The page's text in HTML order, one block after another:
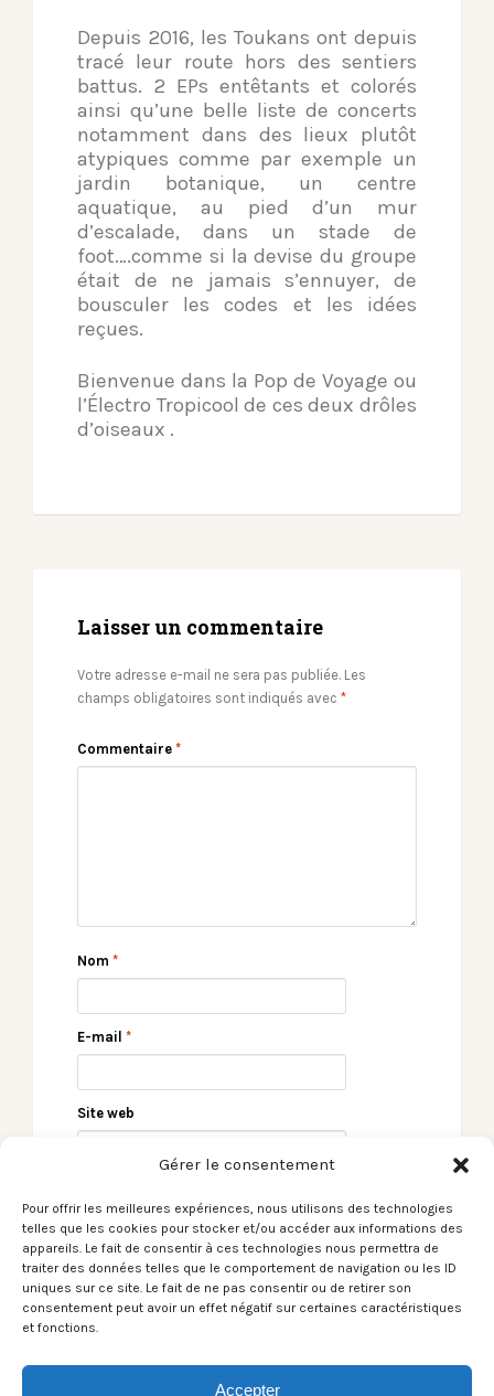
Gérer le consentement
Pour offrir les meilleures expériences, nous utilisons des technologies
telles que les cookies pour stocker et/ou accéder aux informations des
appareils. Le fait de consentir à ces technologies nous permettra de
traiter des données telles que le comportement de navigation ou les ID
uniques sur ce site. Le fait de ne pas consentir ou de retirer son
consentement peut avoir un effet négatif sur certaines caractéristiques
et fonctions.
Accepter
Depuis 2016, les Toukans ont depuis
tracé leur route hors des sentiers
battus. 2 EPs entêtants et colorés
ainsi qu’une belle liste de concerts
notamment dans des lieux plutôt
atypiques comme par exemple un
jardin botanique, un centre
aquatique, au pied d’un mur
d’escalade, dans un stade de
foot….comme si la devise du groupe
était de ne jamais s’ennuyer, de
bousculer les codes et les idées
reçues.
Bienvenue dans la Pop de Voyage ou
l’Électro Tropicool de ces deux drôles
d’oiseaux .
Laisser un commentaire
Votre adresse e-mail ne sera pas publiée. Les
champs obligatoires sont indiqués avec *
Commentaire *
Nom *
E-mail *
Site web
Ellah A. Thaun –
← Le Son du moment –
La Chica / Addict